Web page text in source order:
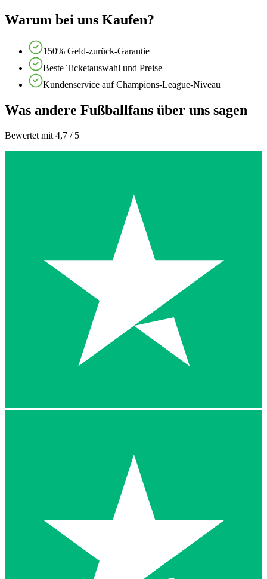
Warum bei uns Kaufen?
150% Geld-zurück-Garantie
Beste Ticketauswahl und Preise
Kundenservice auf Champions-League-Niveau
Was andere Fußballfans über uns sagen
Bewertet mit 4,7 / 5